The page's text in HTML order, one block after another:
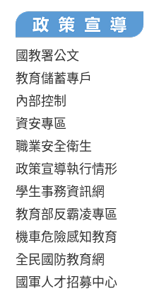
國教署公文
教育儲蓄專戶
內部控制
資安專區
職業安全衛生
政策宣導執行情形
學生事務資訊網
教育部反霸凌專區
機車危險感知教育
全民國防教育網
國軍人才招募中心